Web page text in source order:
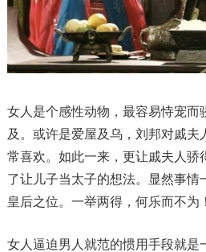
女人是个感性动物，最容易恃宠而
及。或许是爱屋及乌，刘邦对戚夫
常喜欢。如此一来，更让戚夫人骄
了让儿子当太子的想法。显然事情
皇后之位。一举两得，何乐而不为！
女人逼迫男人就范的惯用手段就是